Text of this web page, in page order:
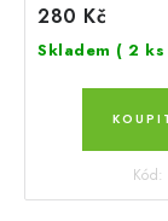
280 Kč
Skladem ( 2 ks
Kód: